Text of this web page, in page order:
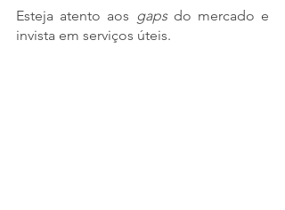
Esteja atento aos gaps do mercado e
invista em serviços úteis.